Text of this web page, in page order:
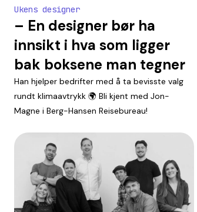
Ukens designer
– En designer bør ha
innsikt i hva som ligger
bak boksene man tegner
Han hjelper bedrifter med å ta bevisste valg
rundt klimaavtrykk 🌍 Bli kjent med Jon-
Magne i Berg-Hansen Reisebureau!